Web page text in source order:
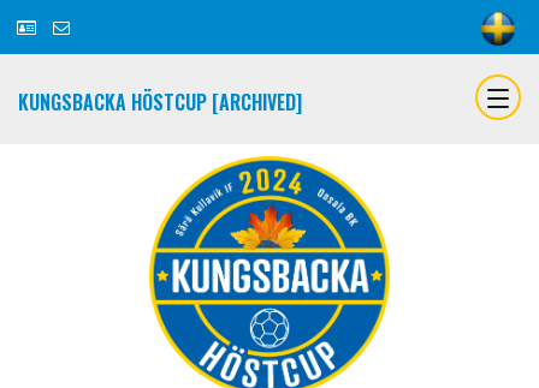
KUNGSBACKA HÖSTCUP [ARCHIVED]